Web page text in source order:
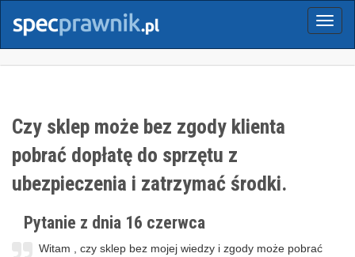
Menu
Czy sklep może bez zgody klienta
pobrać dopłatę do sprzętu z
ubezpieczenia i zatrzymać środki.
Pytanie z dnia 16 czerwca
Witam , czy sklep bez mojej wiedzy i zgody może pobrać